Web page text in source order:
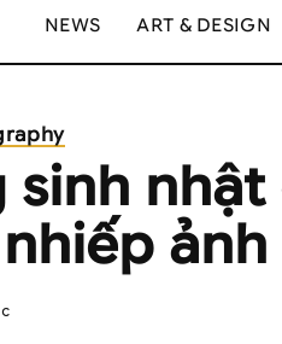
NEWS ART & DESIGN
sinh
ảnh